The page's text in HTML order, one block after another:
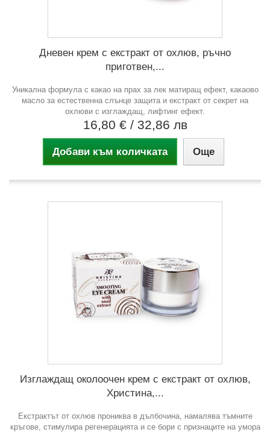
Дневен крем с екстракт от охлюв, ръчно
приготвен,...
Уникална формула с какао на прах за лек матиращ ефект, какаово
масло за естественна слънце защита и екстракт от секрет на
охлюви с изглаждащ, лифтинг ефект.
16,80 € / 32,86 лв
Добави към количката Още
Изглаждащ околоочен крем с екстракт от охлюв,
Христина,...
Екстрактът от охлюв прониква в дълбочина, намалява тъмните
кръгове, стимулира регенерацията и се бори с признаците на умора